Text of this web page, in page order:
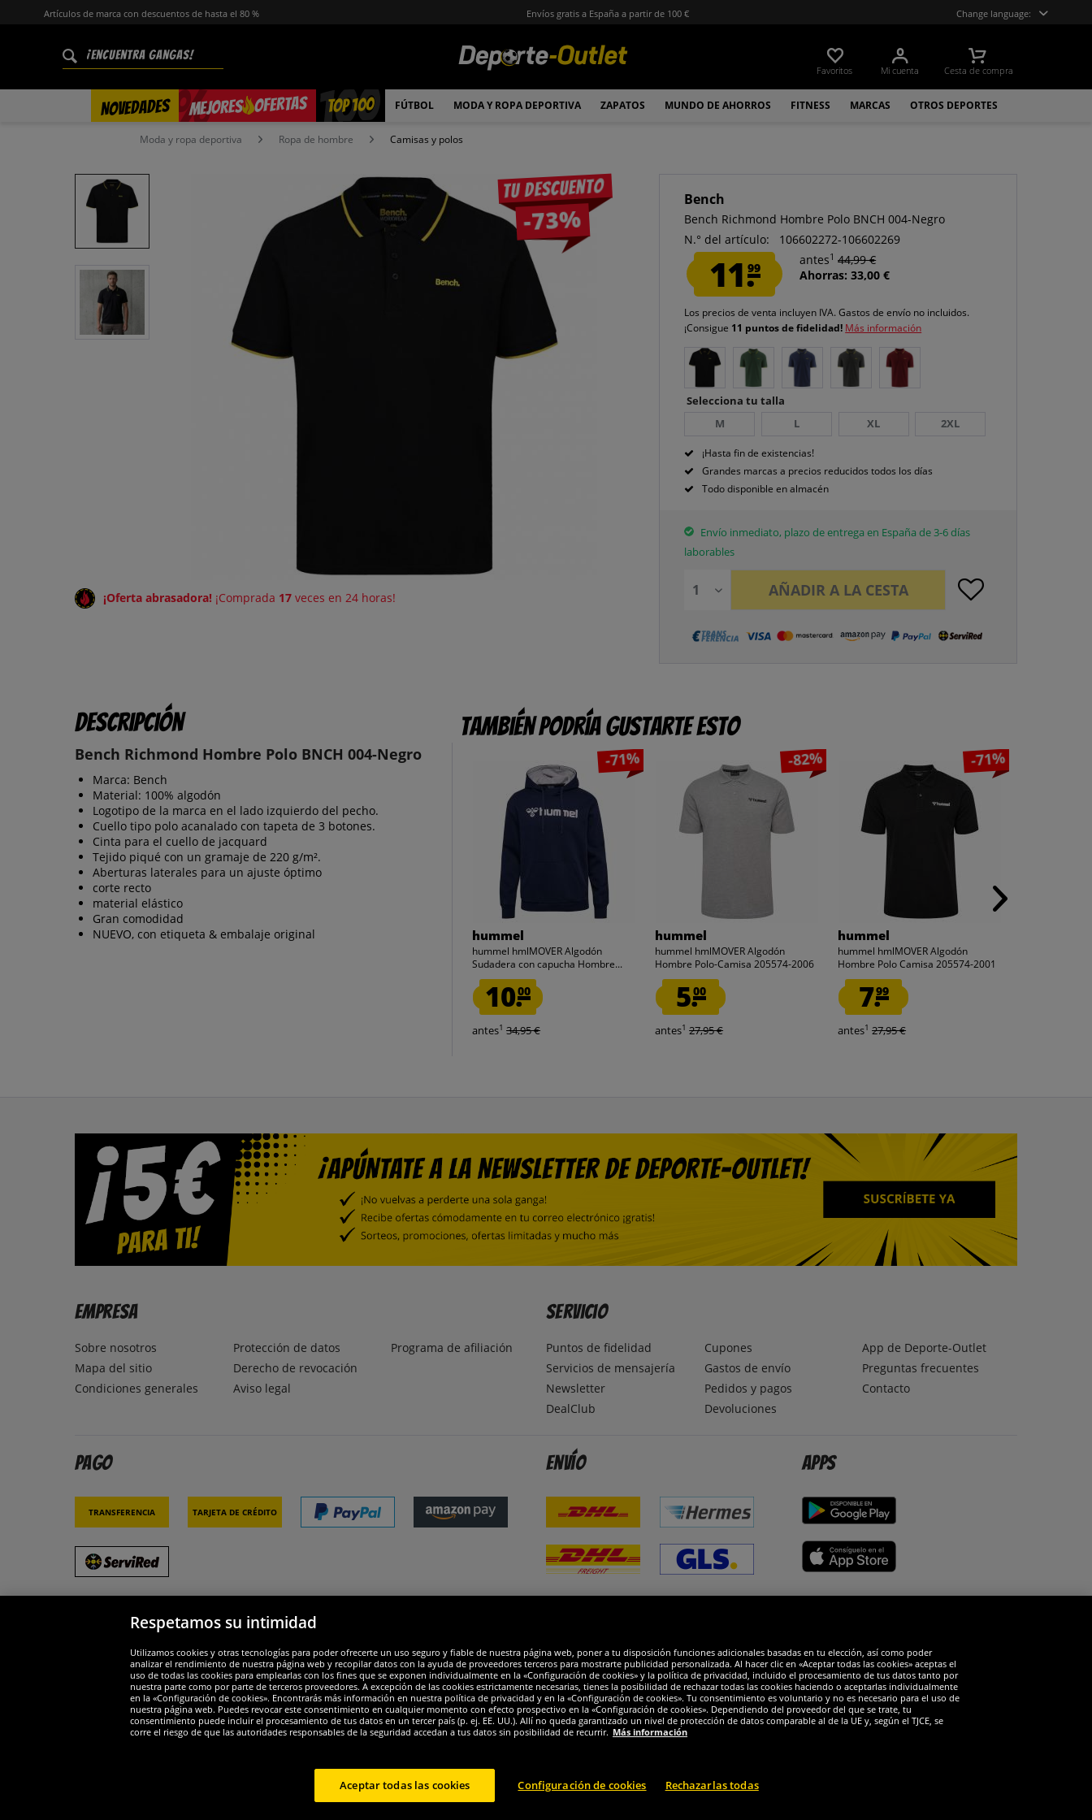
Artículos de marca con descuentos de hasta el 80 % Envíos gratis a España a partir de 100 € Change language:
Favoritos Mi cuenta Cesta de compra
NOVEDADES MEJORES OFERTAS
% TOP 100 FÚTBOL MODA Y ROPA DEPORTIVA ZAPATOS MUNDO DE AHORROS FITNESS MARCAS OTROS DEPORTES
Moda y ropa deportiva Ropa de hombre Camisas y polos
Tu descuento
-73%
¡Oferta abrasadora! ¡Comprada 17 veces en 24 horas!
Bench
Bench Richmond Hombre Polo BNCH 004-Negro
N.° del artículo:
106602272-106602269
11.99
antes1 44,99 €
Ahorras: 33,00 €
Los precios de venta incluyen IVA.Gastos de envío no incluidos.
¡Consigue 11 puntos de fidelidad! Más información
Selecciona tu talla
M
L XL 2XL
¡Hasta fin de existencias!
Grandes marcas a precios reducidos todos los días
Todo disponible en almacén
Envío inmediato, plazo de entrega en España de 3-6 días
laborables
AÑADIR A LA CESTA
Descripción
Bench Richmond Hombre Polo BNCH 004-Negro
Marca: Bench
Material: 100% algodón
Logotipo de la marca en el lado izquierdo del pecho.
Cuello tipo polo acanalado con tapeta de 3 botones.
Cinta para el cuello de jacquard
Tejido piqué con un gramaje de 220 g/m².
Aberturas laterales para un ajuste óptimo
corte recto
material elástico
Gran comodidad
NUEVO, con etiqueta & embalaje original
También podría gustarte esto
-71%
hummel
hummel hmlMOVER Algodón
Sudadera con capucha Hombre...
10.00
antes1 34,95 €
-82%
hummel
hummel hmlMOVER Algodón
Hombre Polo-Camisa 205574-2006
5.00
antes1 27,95 €
-71%
hummel
hummel hmlMOVER Algodón
Hombre Polo Camisa 205574-2001
7.99
antes1 27,95 €
Empresa
Sobre nosotros
Mapa del sitio
Condiciones generales
Protección de datos
Derecho de revocación
Aviso legal
Programa de afiliación
Servicio
Puntos de fidelidad
Servicios de mensajería
Newsletter
DealClub
Cupones
Gastos de envío
Pedidos y pagos
Devoluciones
App de Deporte-Outlet
Preguntas frecuentes
Contacto
Pago
Transferencia Tarjeta de crédito
Envío Apps
Widerruf
Respetamos su intimidad
Utilizamos cookies y otras tecnologías para poder ofrecerte un uso seguro y fiable de nuestra página web, poner a tu disposición funciones adicionales basadas en tu elección, así como poder
analizar el rendimiento de nuestra página web y recopilar datos con la ayuda de proveedores terceros para mostrarte publicidad personalizada. Al hacer clic en «Aceptar todas las cookies» aceptas el
uso de todas las cookies para emplearlas con los fines que se exponen individualmente en la «Configuración de cookies» y la política de privacidad, incluido el procesamiento de tus datos tanto por
nuestra parte como por parte de terceros proveedores. A excepción de las cookies estrictamente necesarias, tienes la posibilidad de rechazar todas las cookies haciendo o aceptarlas individualmente
en la «Configuración de cookies». Encontrarás más información en nuestra política de privacidad y en la «Configuración de cookies». Tu consentimiento es voluntario y no es necesario para el uso de
nuestra página web. Puedes revocar este consentimiento en cualquier momento con efecto prospectivo en la «Configuración de cookies». Dependiendo del proveedor del que se trate, tu
consentimiento puede incluir el procesamiento de tus datos en un tercer país (p. ej. EE. UU.). Allí no queda garantizado un nivel de protección de datos comparable al de la UE y, según el TJCE, se
corre el riesgo de que las autoridades responsables de la seguridad accedan a tus datos sin posibilidad de recurrir. Más información
Configuración de cookies Rechazarlas todas
Aceptar todas las cookies